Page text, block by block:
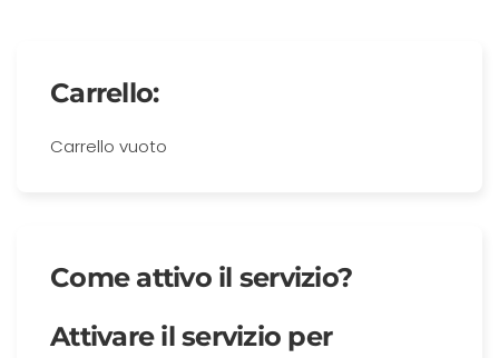
Carrello:
Carrello vuoto
Come attivo il servizio?
Attivare il servizio per